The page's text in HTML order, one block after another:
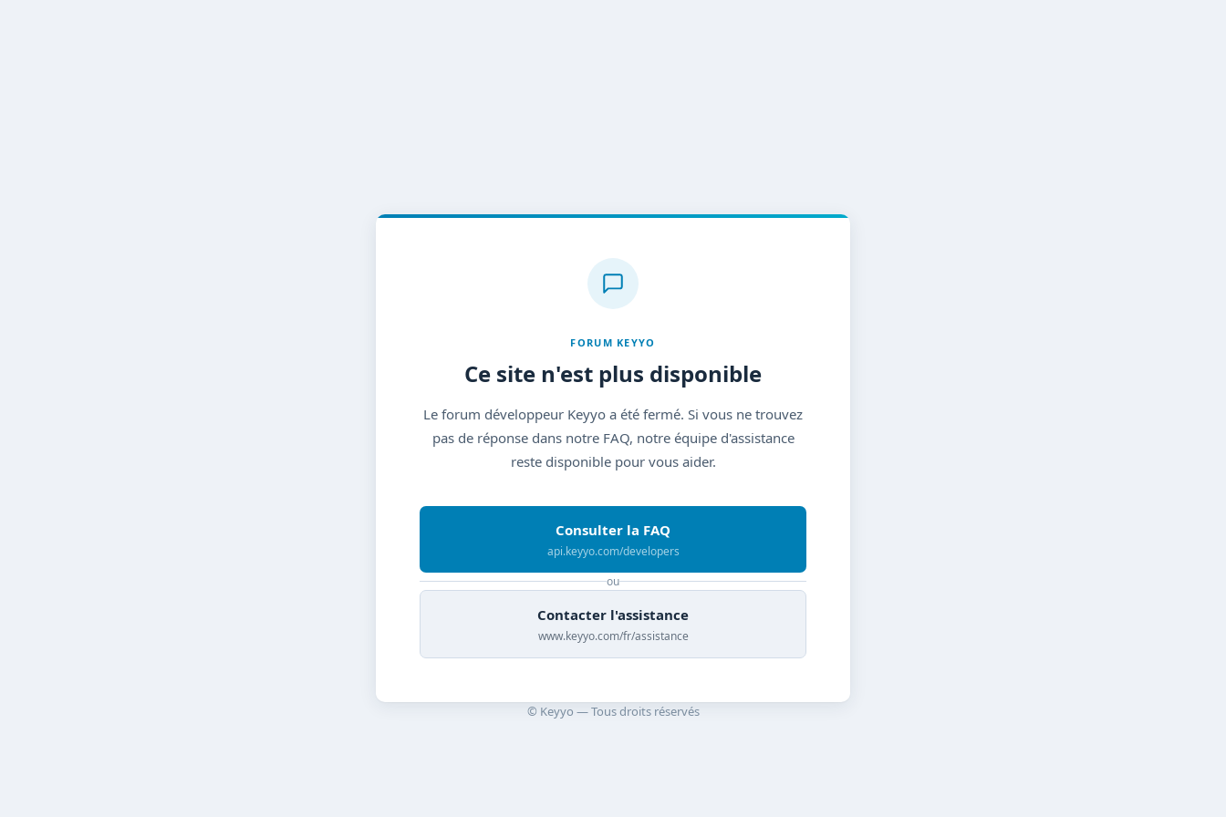
FORUM KEYYO
Ce site n'est plus disponible
Le forum développeur Keyyo a été fermé. Si vous ne trouvez
pas de réponse dans notre FAQ, notre équipe d'assistance
reste disponible pour vous aider.
Consulter la FAQ
api.keyyo.com/developers
ou
Contacter l'assistance
www.keyyo.com/fr/assistance
© Keyyo — Tous droits réservés